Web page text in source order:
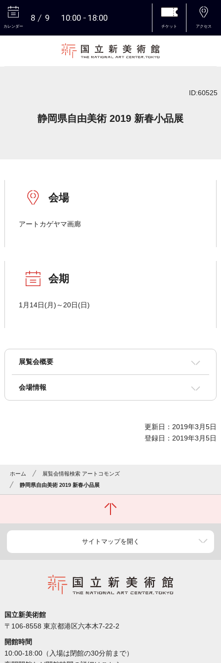
カレンダー
8 9 10:00 18:00
チケット アクセス
ID:60525
静岡県自由美術 2019 新春小品展
会場
アートカゲヤマ画廊
会期
1月14日(月)～20日(日)
展覧会概要
会場情報
更新日：2019年3月5日
登録日：2019年3月5日
ホーム
展覧会情報検索 アートコモンズ
静岡県自由美術 2019 新春小品展
サイトマップを開く
国立新美術館
〒106-8558 東京都港区六本木7-22-2
開館時間
10:00-18:00（入場は閉館の30分前まで）